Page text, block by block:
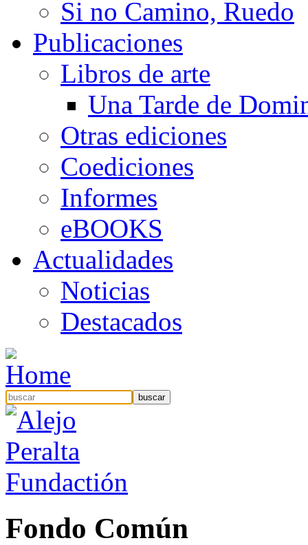
Si no Camino, Ruedo
Publicaciones
Libros de arte
Una Tarde de
Otras ediciones
Coediciones
Informes
eBOOKS
Actualidades
Noticias
Destacados
Fondo Común